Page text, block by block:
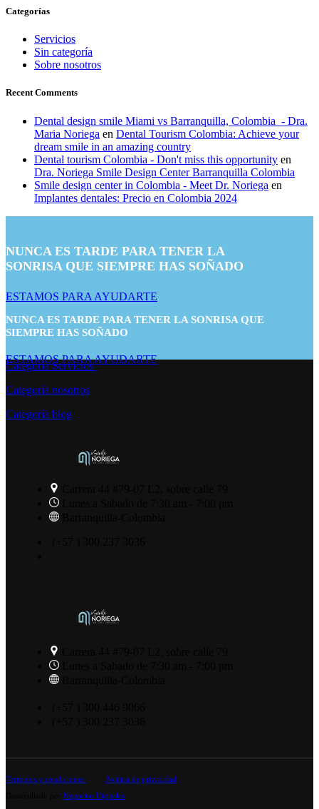
Categorías
Servicios
Sin categoría
Sobre nosotros
Recent Comments
Dental design smile Miami vs Barranquilla, Colombia - Dra.
Maria Noriega en Dental Tourism Colombia: Achieve your
dream smile in an amazing country
Dental tourism Colombia - Don't miss this opportunity en
Dra. Noriega Smile Design Center Barranquilla Colombia
Smile design center in Colombia - Meet Dr. Noriega en
Implantes dentales: Precio en Colombia 2024
NUNCA ES TARDE PARA TENER LA
SONRISA QUE SIEMPRE HAS SOÑADO
ESTAMOS PARA AYUDARTE
NUNCA ES TARDE PARA TENER LA SONRISA QUE
SIEMPRE HAS SOÑADO
ESTAMOS PARA AYUDARTE
Categoría Servicios
Categoría nosotros
Categoría blog
Terminos y condiciones
Política de privacidad
Negocios Digitales